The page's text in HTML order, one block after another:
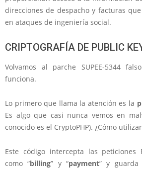
direcciones de despacho y facturas
en ataques de ingeniería social.
CRIPTOGRAFÍA DE PUBLIC
Volvamos al parche SUPEE-5344
funciona.
Lo primero que llama la atención es la
Es algo que casi nunca vemos en
conocido es el CryptoPHP). ¿Cómo
Este código intercepta las peticiones
como “billing” y “payment” y